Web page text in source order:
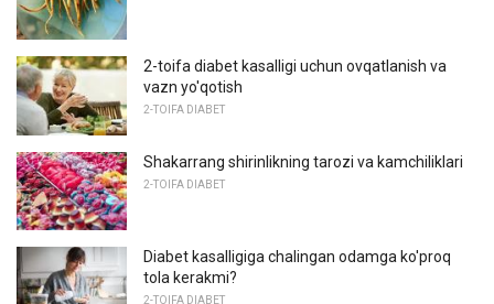
2-toifa diabet kasalligi uchun ovqatlanish va
vazn yo'qotish
2-TOIFA DIABET
Shakarrang shirinlikning tarozi va kamchiliklari
2-TOIFA DIABET
Diabet kasalligiga chalingan odamga ko'proq
tola kerakmi?
2-TOIFA DIABET